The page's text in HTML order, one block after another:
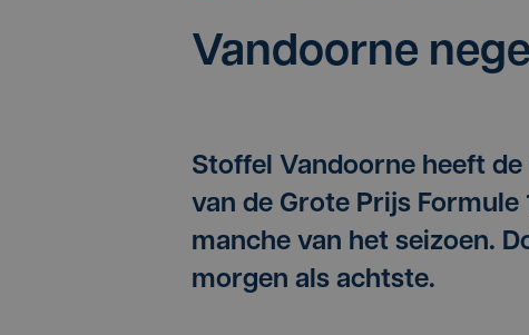
Van­door­ne
Stoffel Vandoorne heeft
van de Grote Prijs Formule
manche van het seizoen.
morgen als achtste.